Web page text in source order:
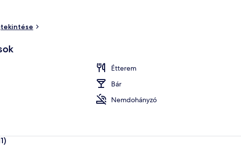
Étterem
Bár
Nemdohányzó